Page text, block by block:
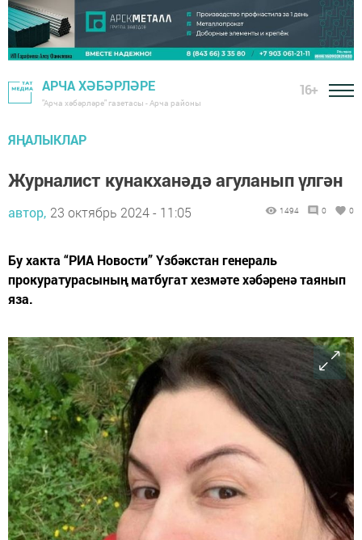
АРЧА ХӘБӘРЛӘРЕ
"Арча хәбәрләре" газетасы - Арча районы
16+
ЯҢАЛЫКЛАР
Журналист кунакханәдә агуланып үлгән
автор, 23 октябрь 2024 - 11:05 1494 0 0
Бу хакта “РИА Новости” Үзбәкстан генераль
прокуратурасының матбугат хезмәте хәбәренә таянып
яза.